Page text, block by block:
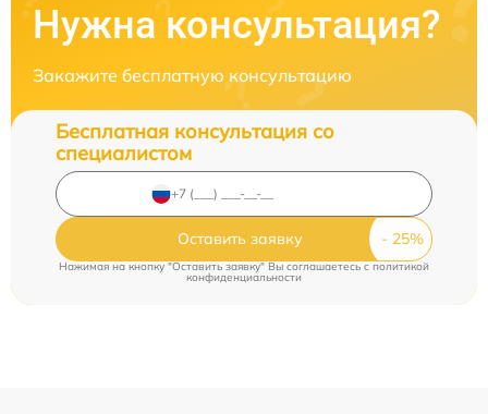
Нужна консультация?
Закажите бесплатную консультацию
Бесплатная консультация со
специалистом
Оставить заявку
Нажимая на кнопку "Оставить заявку" Вы соглашаетесь cполитикой
конфиденциальности